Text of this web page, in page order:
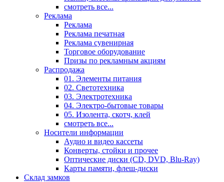
смотреть все...
Реклама
Реклама
Реклама печатная
Реклама сувенирная
Торговое оборудование
Призы по рекламным акциям
Распродажа
01. Элементы питания
02. Светотехника
03. Электротехника
04. Электро-бытовые товары
05. Изолента, скотч, клей
смотреть все...
Носители информации
Аудио и видео кассеты
Конверты, стойки и прочее
Оптические диски (CD, DVD, Blu-Ray)
Карты памяти, флеш-диски
Склад замков